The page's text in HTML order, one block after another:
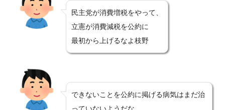
民主党が消費増税をやって、
立憲が消費減税を公約に
最初から上げるなよ枝野
できないことを公約に掲げる病気はまだ治